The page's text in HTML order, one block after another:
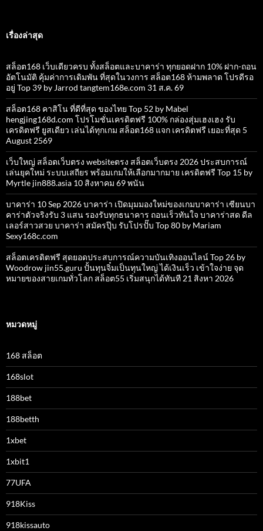
เรื่องล่าสุด
สล็อต168 เว็บเดียวครบ ทั้งสล็อตและบาคาร่า ทุกยอดฝาก 10% ฝาก-ถอน
อัตโนมัติ คุ้มค่าการเดิมพัน ที่สุดในวงการ สล็อต168 ห้ามพลาด โปรดีรอ
อยู่ Top 39 by Jarrod tangtem168e.com 31 ส.ค. 69
สล็อต168 คาสิโน ที่ดีที่สุด ของไทย Top 52 by Mabel
hengjing168d.com โปรโมชั่นเครดิตฟรี 100% กล่องสุ่มเฮงเฮง รับ
เครดิตฟรี ยูสเดียว เล่นได้ทุกเกม สล็อต168 แจก เครดิตฟรี เยอะที่สุด 5
August 2569
เว็บใหญ่ สล็อตเว็บตรง websiteตรง สล็อตเว็บตรง 2026 ประสบการณ์
เล่นยุคใหม่ ระบบเสถียร พร้อมเกมให้เลือกมากมาย เครดิตฟรี Top 15 by
Myrtle jin888.asia 10 สิงหาคม 69 พนัน
บาคาร่า 10 Sep 2026 บาคาร่า เปิดมุมมองใหม่ของเกมบาคาร่า เซียนบา
คาร่าตัวจริงรับ 3 แสน รองรับทุกธนาคาร ถอนเร็วทันใจ บาคาร่าสด ดีล
เลอร์สาวสวย บาคาร่า สมัครปุ๊บ รับโปรปั๊บ Top 80 by Mariam
Sexy168c.com
สล็อตเครดิตฟรี สุดยอดประสบการณ์ความบันเทิงออนไลน์ Top 26 by
Woodrow jin55.guru ปั้นทุนจิ๋มเป็นทุนใหญ่ ได้เงินเร็ว เข้าใจง่าย จุด
หมายของสายเกมทั่วโลก สล็อต55 เริ่มสนุกได้ทันที 21 สิงหา 2026
หมวดหมู่
168 สล็อต
168slot
188bet
188betth
1xbet
1xbit1
77UFA
918Kiss
918kissauto